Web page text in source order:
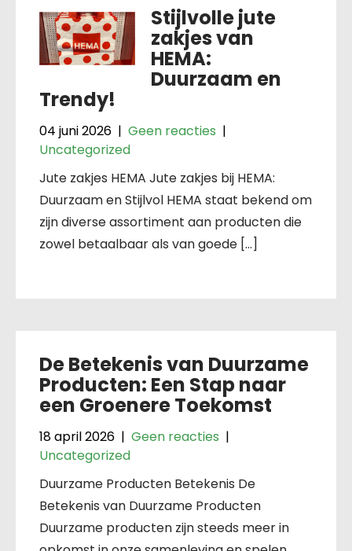
Stijlvolle jute
zakjes van
HEMA:
Duurzaam en
Trendy!
04 juni 2026 | Geen reacties |
Uncategorized
Jute zakjes HEMA Jute zakjes bij HEMA:
Duurzaam en Stijlvol HEMA staat bekend om
zijn diverse assortiment aan producten die
zowel betaalbaar als van goede […]
De Betekenis van Duurzame
Producten: Een Stap naar
een Groenere Toekomst
18 april 2026 | Geen reacties |
Uncategorized
Duurzame Producten Betekenis De
Betekenis van Duurzame Producten
Duurzame producten zijn steeds meer in